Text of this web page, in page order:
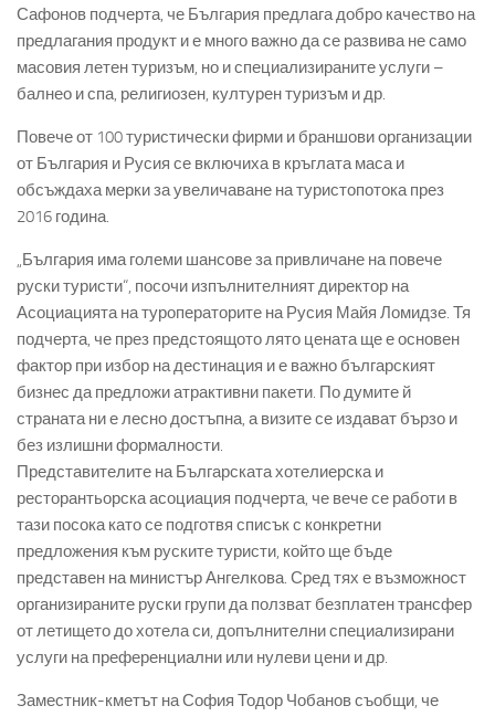
Сафонов подчерта, че България предлага добро качество на
предлагания продукт и е много важно да се развива не само
масовия летен туризъм, но и специализираните услуги –
балнео и спа, религиозен, културен туризъм и др.
Повече от 100 туристически фирми и браншови организации
от България и Русия се включиха в кръглата маса и
обсъждаха мерки за увеличаване на туристопотока през
2016 година.
„България има големи шансове за привличане на повече
руски туристи“, посочи изпълнителният директор на
Асоциацията на туроператорите на Русия Майя Ломидзе. Тя
подчерта, че през предстоящото лято цената ще е основен
фактор при избор на дестинация и е важно българският
бизнес да предложи атрактивни пакети. По думите й
страната ни е лесно достъпна, а визите се издават бързо и
без излишни формалности.
Представителите на Българската хотелиерска и
ресторантьорска асоциация подчерта, че вече се работи в
тази посока като се подготвя списък с конкретни
предложения към руските туристи, който ще бъде
представен на министър Ангелкова. Сред тях е възможност
организираните руски групи да ползват безплатен трансфер
от летището до хотела си, допълнителни специализирани
услуги на преференциални или нулеви цени и др.
Заместник-кметът на София Тодор Чобанов съобщи, че